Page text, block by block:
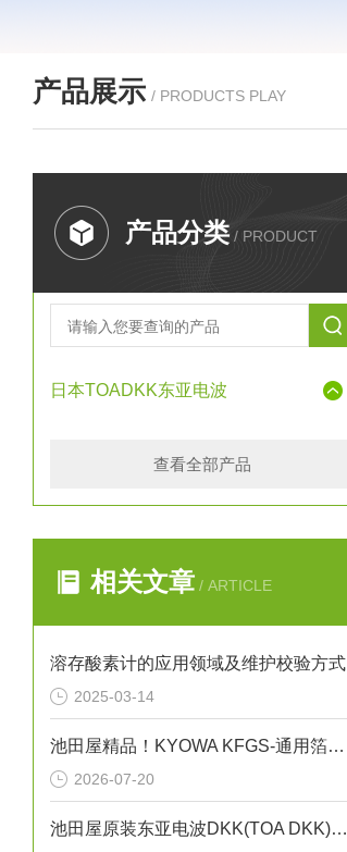
产品展示 / PRODUCTS PLAY
产品分类 / PRODUCT
日本TOADKK东亚电波
查看全部产品
相关文章 / ARTICLE
溶存酸素计的应用领域及维护校验方式
2025-03-14
池田屋精品！KYOWA KFGS-通用箔式应变片
2026-07-20
池田屋原装东亚电波DKK(TOA DKK)多用水质计MM-43X